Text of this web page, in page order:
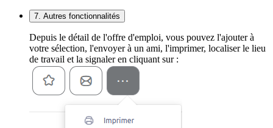
7. Autres fonctionnalités
Depuis le détail de l'offre d'emploi, vous pouvez l'ajouter à
votre sélection, l'envoyer à un ami, l'imprimer, localiser le lieu
de travail et la signaler en cliquant sur :